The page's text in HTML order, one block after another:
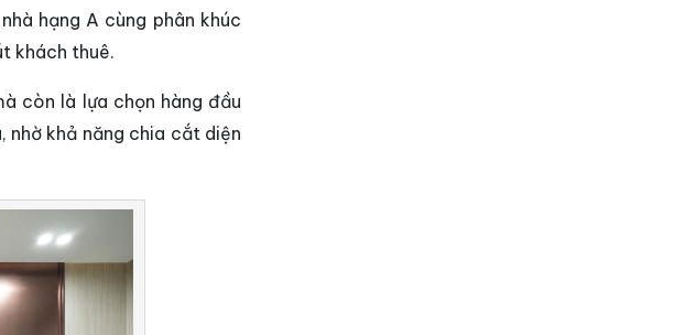
hạng A cùng phân khúc
khách thuê.
còn là lựa chọn hàng đầu
nhờ khả năng chia cắt diện